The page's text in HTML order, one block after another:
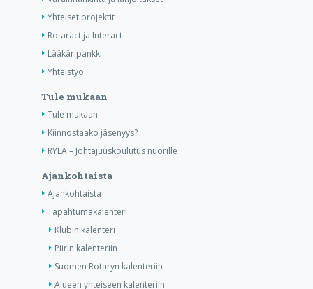
Yhteiset projektit
Rotaract ja Interact
Lääkäripankki
Yhteistyö
Tule mukaan
Tule mukaan
Kiinnostaako jäsenyys?
RYLA – Johtajuuskoulutus nuorille
Ajankohtaista
Ajankohtaista
Tapahtumakalenteri
Klubin kalenteri
Piirin kalenteriin
Suomen Rotaryn kalenteriin
Alueen yhteiseen kalenteriin